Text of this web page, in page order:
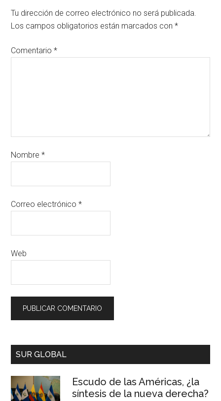
Tu dirección de correo electrónico no será publicada.
Los campos obligatorios están marcados con*
Comentario*
Nombre*
Correo electrónico*
Web
SUR GLOBAL
Escudo de las Américas, ¿la
síntesis de la nueva derecha?